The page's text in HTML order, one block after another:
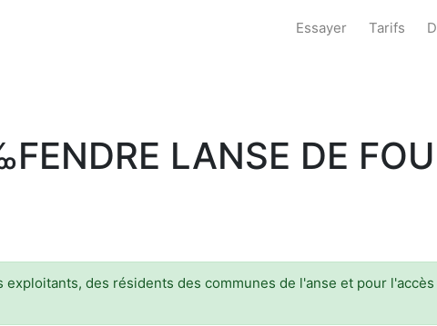
Essayer Tarifs
LANSE DE
des résidents des communes de l'anse et pour